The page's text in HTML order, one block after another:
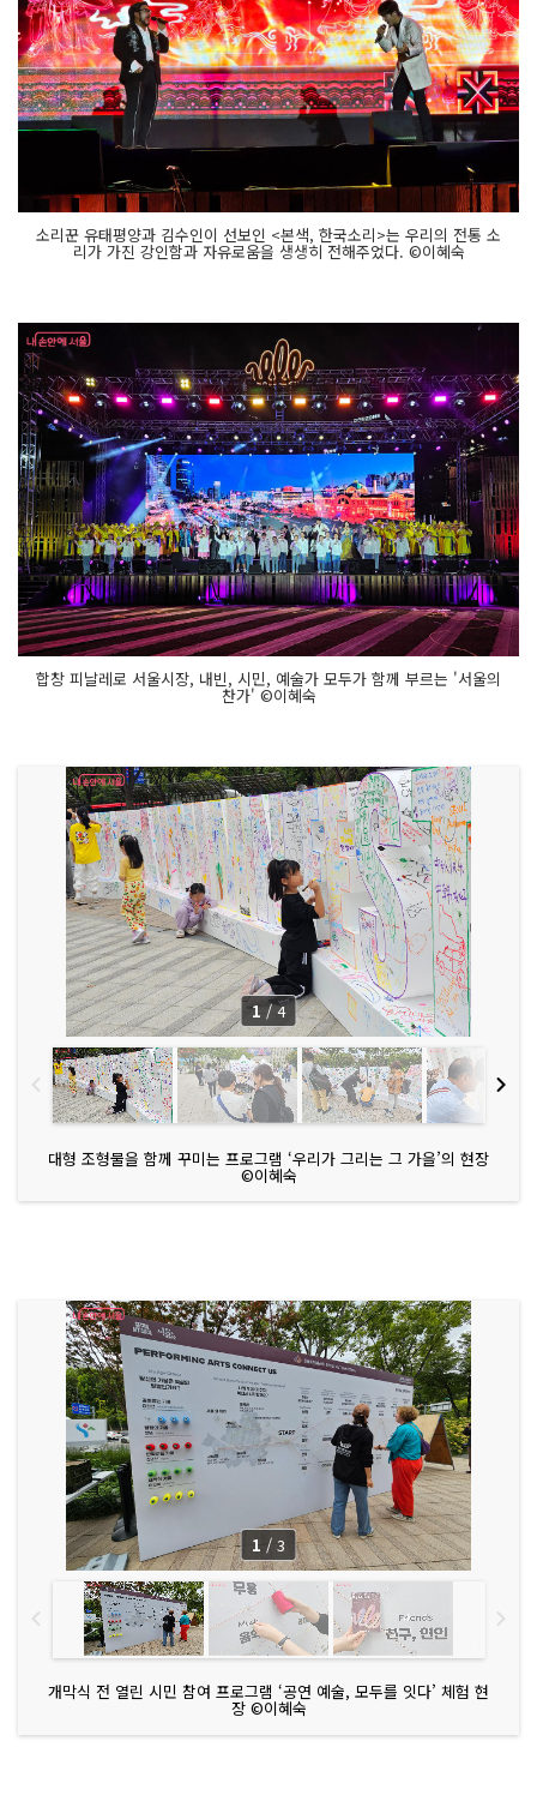
소리꾼 유태평양과 김수인이 선보인 <본색, 한국소리>는 우리의 전통 소
리가 가진 강인함과 자유로움을 생생히 전해주었다. ©이혜숙
합창 피날레로 서울시장, 내빈, 시민, 예술가 모두가 함께 부르는 '서울의
찬가' ©이혜숙
대형 조형물을 함께 꾸미는 프로그램 ‘우리가 그리는 그 가을’의 현장
©이혜숙
1 / 4
개막식 전 열린 시민 참여 프로그램 ‘공연 예술, 모두를 잇다’ 체험 현
장 ©이혜숙
1 / 3